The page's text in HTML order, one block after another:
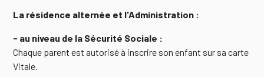
La résidence alternée et l'Administration :
- au niveau de la Sécurité Sociale :
Chaque parent est autorisé à inscrire son enfant sur sa carte
Vitale.